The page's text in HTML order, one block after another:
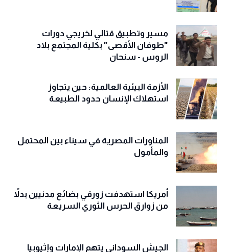
مسير وتطبيق قتالي لخريجي دورات
"طوفان الأقصى" بكلية المجتمع بلاد
الروس - سنحان
الأزمة البيئية العالمية: حين يتجاوز
استهلاك الإنسان حدود الطبيعة
المناورات المصرية في سيناء بين المحتمل
والمأمول
أمريكا استهدفت زورقي بضائع مدنيين بدلاً
من زوارق الحرس الثوري السريعة
الجيش السوداني يتهم الإمارات وإثيوبيا